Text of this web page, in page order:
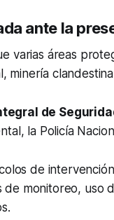
ante la
varias áreas
minería
de
la Policía
de
de monitoreo, uso